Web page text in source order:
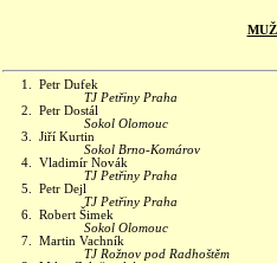
1. Petr Dufek
TJ Petřiny Praha
2. Petr Dostál
Sokol Olomouc
3. Jiří Kurtin
Sokol Brno-Komárov
4. Vladimír Novák
TJ Petřiny Praha
5. Petr Dejl
TJ Petřiny Praha
6. Robert Šimek
Sokol Olomouc
7. Martin Vachník
TJ Rožnov pod Radhoštěm